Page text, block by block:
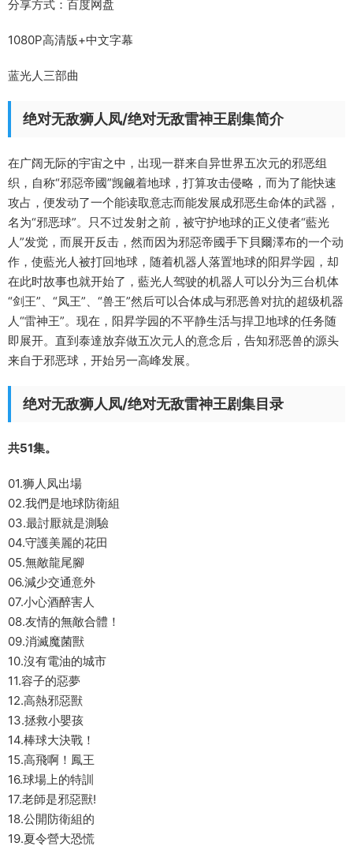
分享方式：百度网盘
1080P高清版+中文字幕
蓝光人三部曲
绝对无敌狮人凤/绝对无敌雷神王剧集简介
在广阔无际的宇宙之中，出现一群来自异世界五次元的邪恶组
织，自称“邪惡帝國”觊觎着地球，打算攻击侵略，而为了能快速
攻占，便发动了一个能读取意志而能发展成邪恶生命体的武器，
名为“邪恶球”。只不过发射之前，被守护地球的正义使者“藍光
人”发觉，而展开反击，然而因为邪惡帝國手下貝爾澤布的一个动
作，使藍光人被打回地球，随着机器人落置地球的阳昇学园，却
在此时故事也就开始了，藍光人驾驶的机器人可以分为三台机体
“剑王”、“凤王”、“兽王”然后可以合体成与邪恶兽对抗的超级机器
人“雷神王”。现在，阳昇学园的不平静生活与捍卫地球的任务随
即展开。直到泰達放弃做五次元人的意念后，告知邪恶兽的源头
来自于邪恶球，开始另一高峰发展。
绝对无敌狮人凤/绝对无敌雷神王剧集目录
共51集。
01.狮人凤出場
02.我們是地球防衛組
03.最討厭就是測驗
04.守護美麗的花田
05.無敵龍尾腳
06.減少交通意外
07.小心酒醉害人
08.友情的無敵合體！
09.消滅魔菌獸
10.沒有電油的城市
11.容子的惡夢
12.高熱邪惡獸
13.拯救小嬰孩
14.棒球大決戰！
15.高飛啊！鳳王
16.球場上的特訓
17.老師是邪惡獸!
18.公開防衛組的
19.夏令營大恐慌